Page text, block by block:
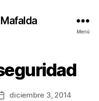
Menú
Fechadiciembre 3, 2014